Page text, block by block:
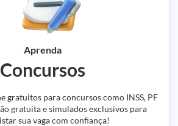
Aprenda
Concursos
gratuitos para concursos como INSS, PF
gratuita e simulados exclusivos para
sua vaga com confiança!